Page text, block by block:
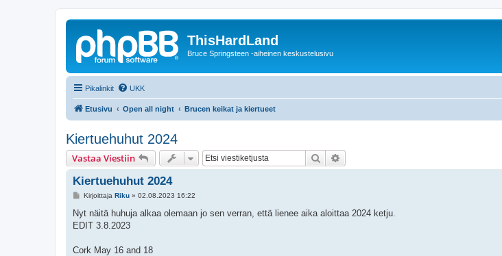
ThisHardLand
Bruce Springsteen -aiheinen keskustelusivu
Pikalinkit UKK
Etusivu Open all night Brucen keikat ja kiertueet
Kiertuehuhut 2024
Vastaa Viestiin Etsi
Kiertuehuhut 2024
V
e
s
t
Kirjoittaja Riku» 02.08.2023 16:22
Nyt näitä huhuja alkaa olemaan jo sen verran, että lienee aika aloittaa 2024 ketju.
EDIT 3.8.2023
Cork May 16 and 18